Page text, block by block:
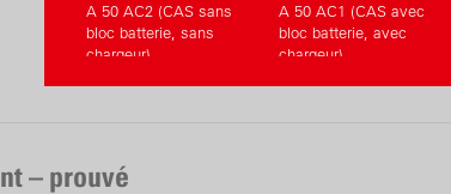
A 50 AC2 (CAS sans
bloc batterie, sans
chargeur)
A 50 AC1 (CAS avec
bloc batterie, avec
chargeur)
– prouvé